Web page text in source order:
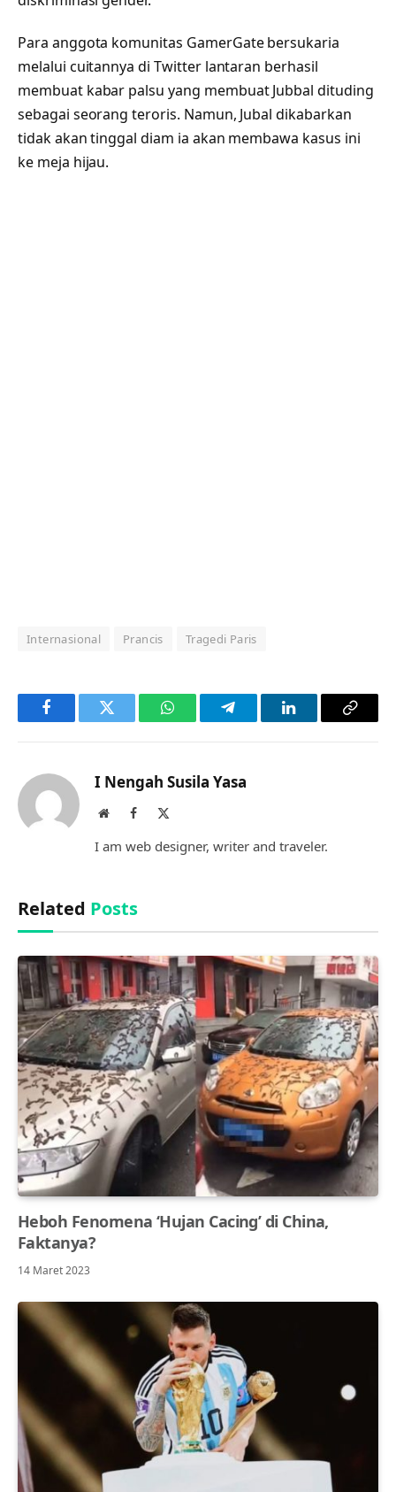
Para anggota komunitas GamerGate bersukaria
melalui cuitannya di Twitter lantaran berhasil
membuat kabar palsu yang membuat Jubbal dituding
sebagai seorang teroris. Namun, Jubal dikabarkan
tidak akan tinggal diam ia akan membawa kasus ini
ke meja hijau.
Internasional Prancis Tragedi Paris
FacebookTwitter WhatsAppTelegramLinkedInCopy
I Nengah Susila Yasa
WebsiteFacebook
I am web designer, writer and traveler.
Related Posts
Heboh Fenomena ‘Hujan Cacing’ di China,
Faktanya?
14 Maret 2023